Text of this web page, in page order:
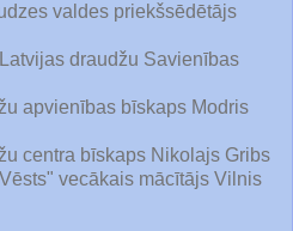
valdes priekšsēdētājs
draudžu Savienības
apvienības bīskaps Modris
centra bīskaps Nikolajs Gribs
vecākais mācītājs Vilnis